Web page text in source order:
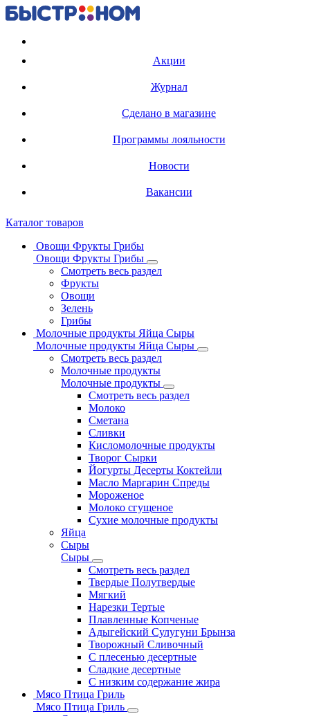
Акции
Журнал
Сделано в магазине
Программы лояльности
Новости
Вакансии
Каталог товаров
Овощи Фрукты Грибы
Овощи Фрукты Грибы
Смотреть весь раздел
Фрукты
Овощи
Зелень
Грибы
Молочные продукты Яйца Сыры
Молочные продукты Яйца Сыры
Смотреть весь раздел
Молочные продукты
Молочные продукты
Смотреть весь раздел
Молоко
Сметана
Сливки
Кисломолочные продукты
Творог Сырки
Йогурты Десерты Коктейли
Масло Маргарин Спреды
Мороженое
Молоко сгущеное
Сухие молочные продукты
Яйца
Сыры
Сыры
Смотреть весь раздел
Твердые Полутвердые
Мягкий
Нарезки Тертые
Плавленные Копченые
Адыгейский Сулугуни Брынза
Творожный Сливочный
С плесенью десертные
Сладкие десертные
С низким содержание жира
Мясо Птица Гриль
Мясо Птица Гриль